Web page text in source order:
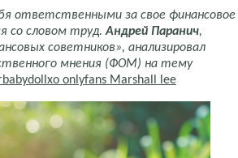
ответственными за свое финансовое
со словом труд. Андрей Паранич,
советников», анализировал
мнения (ФОМ) на тему
onlyfans Marshall lee